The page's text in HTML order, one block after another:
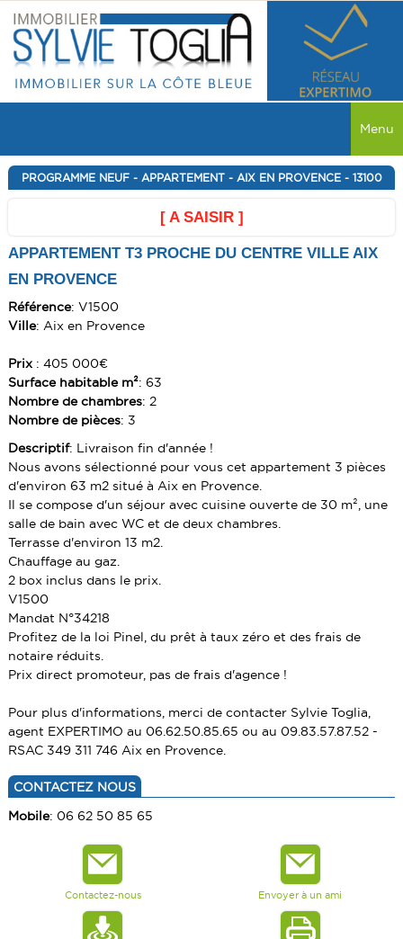
Menu
ACCUEIL
TOUTES LES VENTES
MAISON
APPARTEMENT
TERRAIN
PRESTIGE
IMMEUBLE
CABANON
LOCATIONS
MAISON
COMMERCE
PRESTIGE
IMMEUBLE
CABANON
PROGRAMME NEUF
MAISON
APPARTEMENT
COMMERCE
SERVICES
ALERTE E-MAIL
VENDRE UN BIEN
CALCULETTE
CONTACT
PROGRAMME NEUF - APPARTEMENT - AIX EN PROVENCE - 13100
[ A SAISIR ]
APPARTEMENT T3 PROCHE DU CENTRE VILLE AIX
EN PROVENCE
Référence: V1500
Ville: Aix en Provence
Prix: 405 000€
Surface habitable m²: 63
Nombre de chambres: 2
Nombre de pièces: 3
Descriptif: Livraison fin d'année !
Nous avons sélectionné pour vous cet appartement 3 pièces
d'environ 63 m2 situé à Aix en Provence.
Il se compose d'un séjour avec cuisine ouverte de 30 m², une
salle de bain avec WC et de deux chambres.
Terrasse d'environ 13 m2.
Chauffage au gaz.
2 box inclus dans le prix.
V1500
Mandat N°34218
Profitez de la loi Pinel, du prêt à taux zéro et des frais de
notaire réduits.
Prix direct promoteur, pas de frais d'agence !
Pour plus d'informations, merci de contacter Sylvie Toglia,
agent EXPERTIMO au 06.62.50.85.65 ou au 09.83.57.87.52 -
RSAC 349 311 746 Aix en Provence.
CONTACTEZ NOUS
Mobile: 06 62 50 85 65
Contactez-nous Envoyer à un ami